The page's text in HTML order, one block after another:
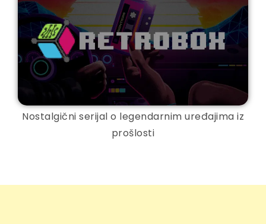
Nostalgični serijal o legendarnim uređajima iz
prošlosti